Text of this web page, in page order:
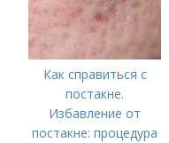
Как справиться с
постакне.
Избавление от
постакне: процедура